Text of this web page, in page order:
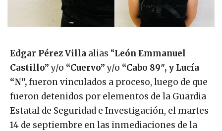
Edgar Pérez Villa alias “León Emmanuel
Castillo”y/o “Cuervo”y/o “Cabo 89″, y Lucía
“N”,fueron vinculados a proceso, luego de que
fueron detenidos por elementos de la Guardia
Estatal de Seguridad e Investigación, el martes
14 de septiembre en las inmediaciones de la